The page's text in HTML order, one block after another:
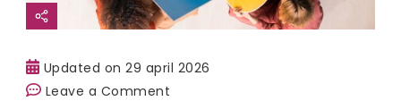
Updated on29 april 2026
Leave a Comment